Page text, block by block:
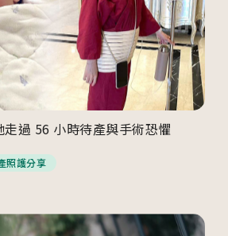
過 56 小時待產與手術恐懼
照護分享